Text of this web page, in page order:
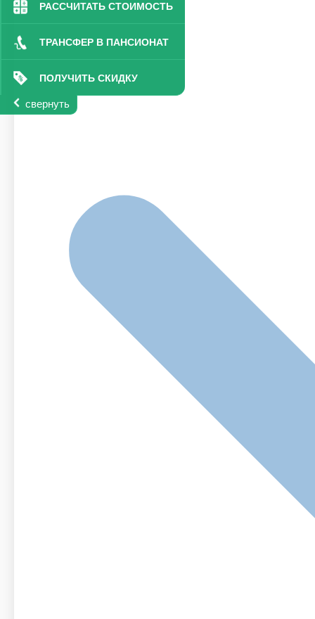
РАССЧИТАТЬ СТОИМОСТЬ
ТРАНСФЕР В ПАНСИОНАТ
ПОЛУЧИТЬ СКИДКУ
свернуть